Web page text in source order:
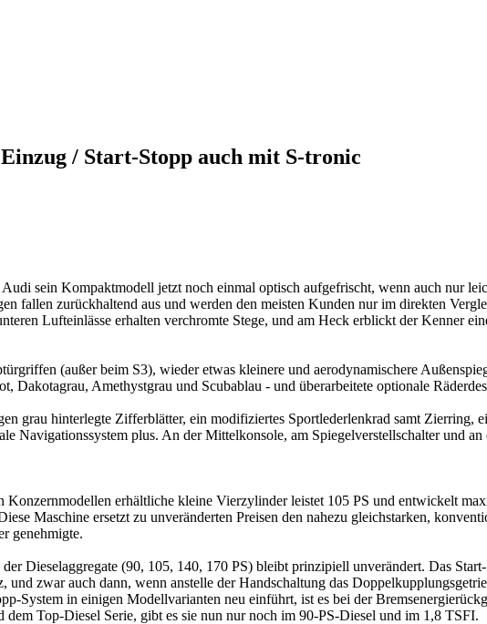
/ Start-Stopp auch mit S-tronic
sein Kompaktmodell jetzt noch einmal optisch aufgefrischt, wenn auch nur
fallen zurückhaltend aus und werden den meisten Kunden nur im direkten
Lufteinlässe erhalten verchromte Stege, und am Heck erblickt der Kenner
(außer beim S3), wieder etwas kleinere und aerodynamischere
Dakotagrau, Amethystgrau und Scubablau - und überarbeitete optionale
grau hinterlegte Zifferblätter, ein modifiziertes Sportlederlenkrad samt Zierring,
Navigationssystem plus. An der Mittelkonsole, am Spiegelverstellschalter und
erhältliche kleine Vierzylinder leistet 105 PS und entwickelt
Maschine ersetzt zu unveränderten Preisen den nahezu gleichstarken,
genehmigte.
Dieselaggregate (90, 105, 140, 170 PS) bleibt prinzipiell unverändert. Das
zwar auch dann, wenn anstelle der Handschaltung das
System in einigen Modellvarianten neu einführt, ist es bei der
Top-Diesel Serie, gibt es sie nun nur noch im 90-PS-Diesel und im 1,8 TSFI.